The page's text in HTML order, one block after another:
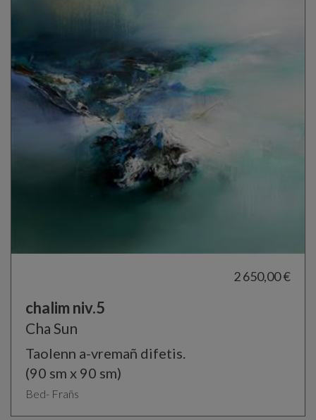
2 650,00 €
chalim niv.5
Cha Sun
Taolenn a-vremañ difetis.
(90 sm x 90 sm)
Bed- Frañs